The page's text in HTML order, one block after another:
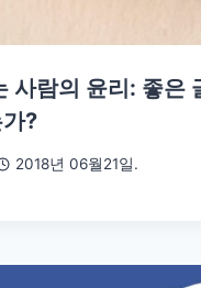
사람의 윤리: 좋은
?
2018년 06월21일.